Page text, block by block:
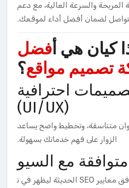
والسرعة العالية، مع دعم
لضمان أفضل أداء لموقعك.
كيان هي أفضل
تصميم مواقع؟
احترافية
(UI/UX)
متناسقة، وتخطيط واضح يساعد
الزوار على فهم خدماتك بسهولة.
مع السيو
كل موقع نقدمه مبني وفق معايير SEO الحديثة ليظهر في ن